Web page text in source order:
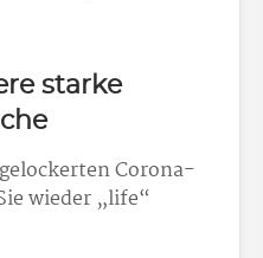
starke
Corona-
wieder „life“